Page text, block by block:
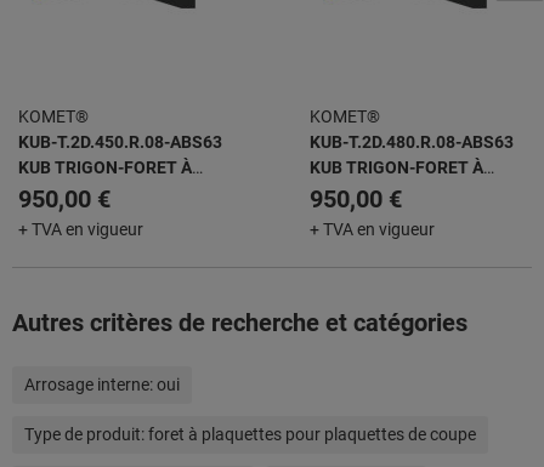
KOMET®
KUB-T.2D.450.R.08-ABS63
KUB TRIGON-FORET À
PLAQUETTES AMOVIBLES
950,00 €
+ TVA en vigueur
KOMET®
KUB-T.2D.480.R.08-ABS63
KUB TRIGON-FORET À
PLAQUETTES AMOVIBLES
950,00 €
+ TVA en vigueur
Autres critères de recherche et catégories
Arrosage interne:oui
Type de produit:foret à plaquettes pour plaquettes de coupe